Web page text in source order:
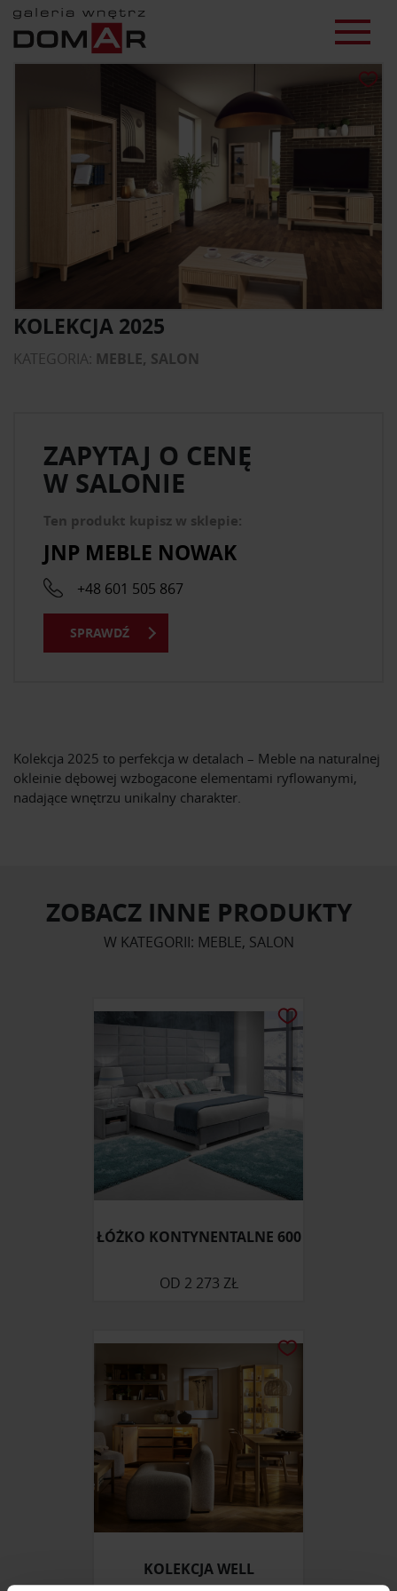
KOLEKCJA 2025
KATEGORIA: MEBLE, SALON
Kolekcja 2025 to perfekcja w detalach – Meble na naturalnej
okleinie dębowej wzbogacone elementami ryflowanymi,
nadające wnętrzu unikalny charakter.
ZAPYTAJ O CENĘ
W SALONIE
Ten produkt kupisz w sklepie:
JNP MEBLE NOWAK
+48 601 505 867
SPRAWDŹ
ZOBACZ INNE PRODUKTY
W KATEGORII: MEBLE, SALON
ŁÓŻKO KONTYNENTALNE 600
OD 2 273 ZŁ
KOLEKCJA WELL